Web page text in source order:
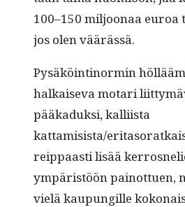
100–150 miljoon­aa
jos olen väärässä.
Pysäköinti­normin
halkai­se­va motari
pääkaduk­si, kalli­ista
kattamisista/
reip­paasti lisää
ympäristöön pain­ottuen,
vielä kaupungille